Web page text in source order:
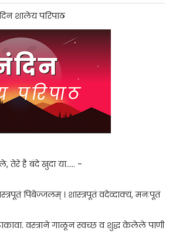
शालेय परिपाठ
तेरे है बंदे खुदा या..... -
पिबेज्जलम् । शास्त्रपूतं वदेव्दाक्यं, मनःपूतं
वस्त्राने गाळून स्वच्छ व शुद्ध केलेले पाणी